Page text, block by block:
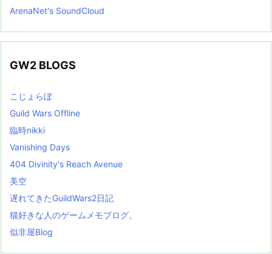
ArenaNet's SoundCloud
GW2 BLOGS
こじょらぼ
Guild Wars Offline
臨時nikki
Vanishing Days
404 Divinity's Reach Avenue
美空
遅れてきたGuildWars2日記
猫好きな人のゲームメモブログ。
似非屋Blog